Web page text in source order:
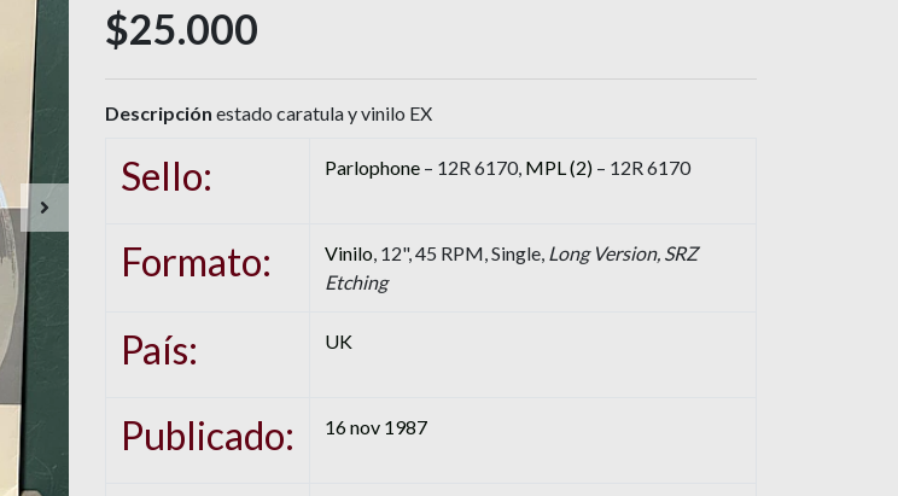
$25.000
Descripción estado caratula y vinilo EX
Sello: Parlophone – 12R 6170, MPL (2) – 12R 6170
Formato: Vinilo, 12", 45 RPM, Single, Long Version, SRZ
Etching
País: UK
Publicado: 16 nov 1987